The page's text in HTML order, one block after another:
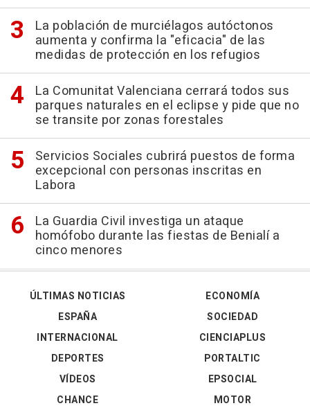
La población de murciélagos autóctonos
aumenta y confirma la "eficacia" de las
medidas de protección en los refugios
La Comunitat Valenciana cerrará todos sus
parques naturales en el eclipse y pide que no
se transite por zonas forestales
Servicios Sociales cubrirá puestos de forma
excepcional con personas inscritas en
Labora
La Guardia Civil investiga un ataque
homófobo durante las fiestas de Benialí a
cinco menores
ÚLTIMAS NOTICIAS
ESPAÑA
INTERNACIONAL
DEPORTES
VÍDEOS
ECONOMÍA
SOCIEDAD
CIENCIAPLUS
PORTALTIC
EPSOCIAL
CHANCE
MOTOR